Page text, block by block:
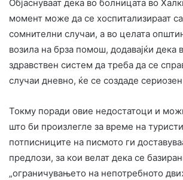
Објаснуваат дека во болницата во
момент може да се хоспитализираат
сомнителни случаи, а во целата
возила на брза помош, додавајќи дека
здравствен систем да треба да се
случаи дневно, ќе се создаде
Токму поради овие недостатоци и
што би произлегле за време на
потписниците на писмото ги
предлози, за кои велат дека се
„ограничувањето на непотребното